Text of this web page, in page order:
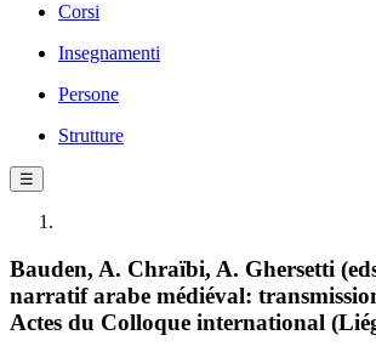
Corsi
Insegnamenti
Persone
Strutture
☰
Bauden, A. Chraïbi, A. Ghersetti
narratif arabe médiéval:
Actes du Colloque international